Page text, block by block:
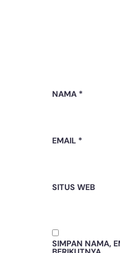
NAMA *
EMAIL *
SITUS WEB
SIMPAN NAMA,